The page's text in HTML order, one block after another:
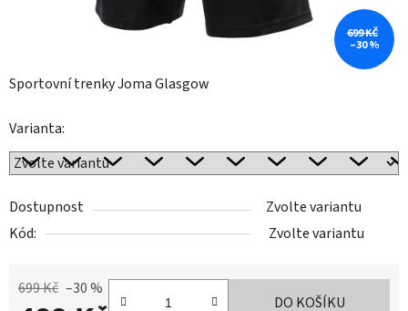
Sportovní trenky Joma Glasgow
Varianta:
Dostupnost
Zvolte variantu
Kód:
Zvolte variantu
699 Kč –30 %
DO KOŠÍKU
699 KČ
–30 %